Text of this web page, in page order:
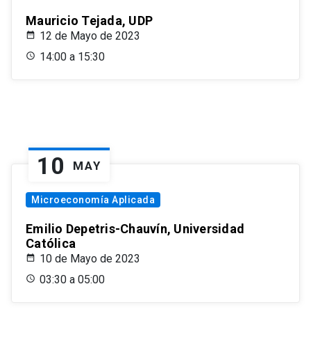
Mauricio Tejada, UDP
12 de Mayo de 2023
14:00 a 15:30
10 MAY
Microeconomía Aplicada
Emilio Depetris-Chauvín, Universidad
Católica
10 de Mayo de 2023
03:30 a 05:00